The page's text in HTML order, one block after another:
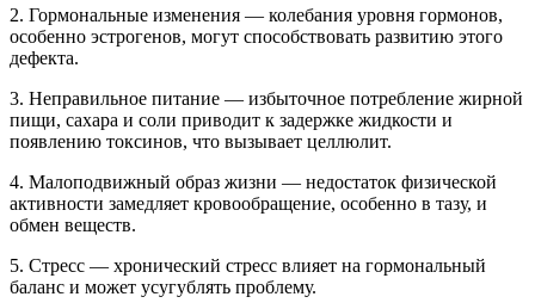
2. Гормональные изменения — колебания уровня гормонов,
особенно эстрогенов, могут способствовать развитию этого
дефекта.
3. Неправильное питание — избыточное потребление жирной
пищи, сахара и соли приводит к задержке жидкости и
появлению токсинов, что вызывает целлюлит.
4. Малоподвижный образ жизни — недостаток физической
активности замедляет кровообращение, особенно в тазу, и
обмен веществ.
5. Стресс — хронический стресс влияет на гормональный
баланс и может усугублять проблему.